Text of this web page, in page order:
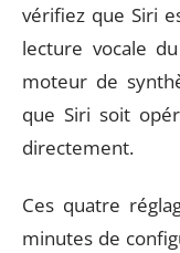
vérifiez que Siri
lecture vocale
moteur de
que Siri soit
directement.
Ces quatre
minutes de